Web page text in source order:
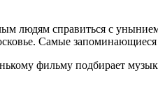
людям справиться с
Самые
фильму подбирает